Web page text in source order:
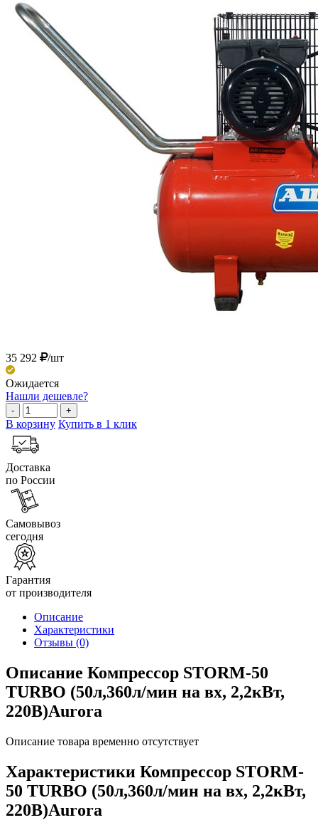
35 292 /шт
Ожидается
Нашли дешевле?
- +
В корзину Купить в 1 клик
Доставка
по России
Самовывоз
сегодня
Гарантия
от производителя
Описание
Характеристики
Отзывы (0)
Описание Компрессор STORM-50
TURBO (50л,360л/мин на вх, 2,2кВт,
220В)Aurora
Описание товара временно отсутствует
Характеристики Компрессор STORM-
50 TURBO (50л,360л/мин на вх, 2,2кВт,
220В)Aurora